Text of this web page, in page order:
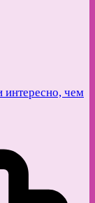
интересно, чем